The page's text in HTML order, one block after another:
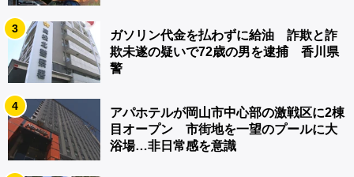
3
ガソリン代金を払わずに給油 詐欺と詐
欺未遂の疑いで72歳の男を逮捕 香川県
警
4
アパホテルが岡山市中心部の激戦区に2棟
目オープン 市街地を一望のプールに大
浴場…非日常感を意識